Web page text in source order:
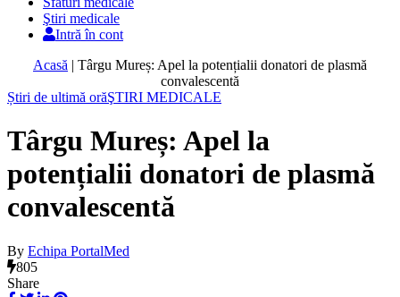
Ştiri medicale
Intră în cont
Acasă | Târgu Mureș: Apel la potențialii donatori de plasmă
convalescentă
Știri de ultimă orăŞTIRI MEDICALE
Târgu Mureș: Apel la
potențialii donatori de plasmă
convalescentă
By Echipa PortalMed
805
Share